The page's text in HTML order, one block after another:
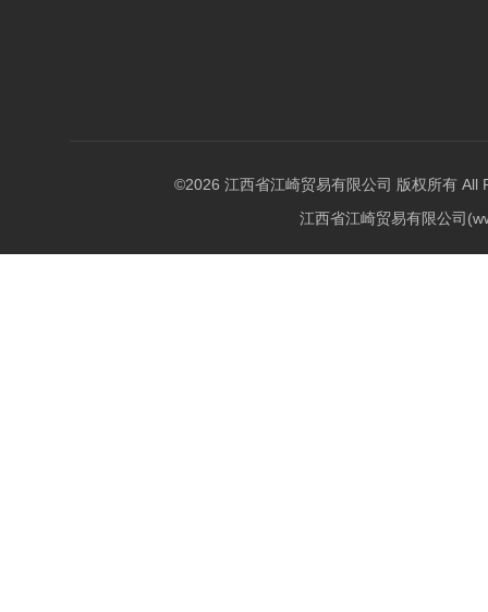
©2026 江西省江崎贸易有限公司 版权所有 All
江西省江崎贸易有限公司